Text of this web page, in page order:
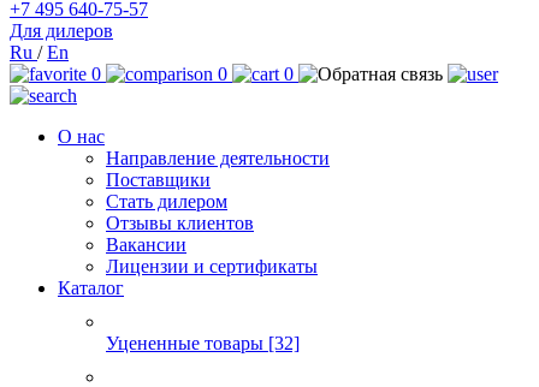
+7 495 640-75-57
Для дилеров
Ru /En
0
0 0
О нас
Направление деятельности
Поставщики
Стать дилером
Отзывы клиентов
Вакансии
Лицензии и сертификаты
Каталог
Уцененные товары [32]